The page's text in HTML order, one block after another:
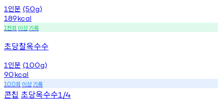
1 인분 (50g)
189kcal
1천회 이상기록
초당찰옥수수
1 인분 (100g)
90kcal
100회 이상기록
콘칩 초당옥수수1/4